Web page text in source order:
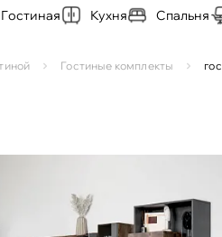
Гостиная Кухня Спальня
Гостиные комплекты